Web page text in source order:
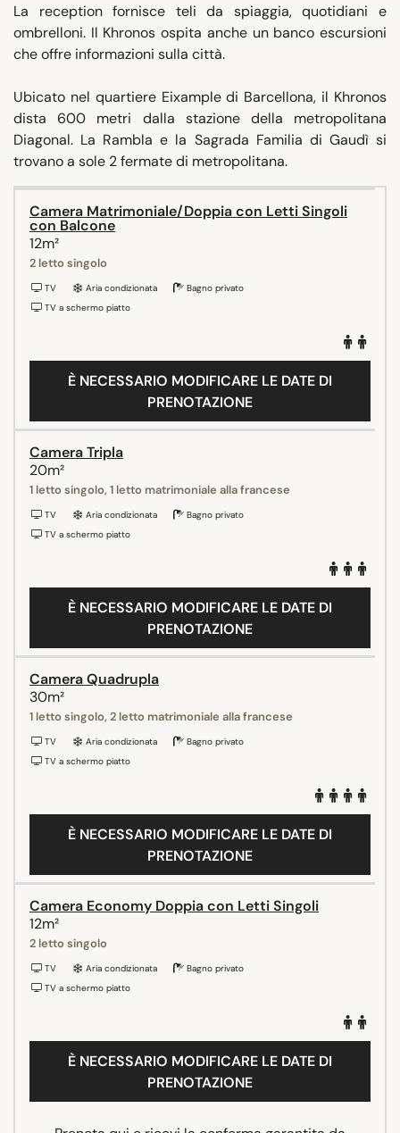
La reception fornisce teli da spiaggia, quotidiani e
ombrelloni. Il Khronos ospita anche un banco escursioni
che offre informazioni sulla città.
Ubicato nel quartiere Eixample di Barcellona, il Khronos
dista 600 metri dalla stazione della metropolitana
Diagonal. La Rambla e la Sagrada Familia di Gaudì si
trovano a sole 2 fermate di metropolitana.
Camera Matrimoniale/Doppia con Letti Singoli
con Balcone
12m²
2 letto singolo
TV Aria condizionata
Bagno privato
TV a schermo piatto
È NECESSARIO MODIFICARE LE DATE DI
PRENOTAZIONE
Camera Tripla
20m²
1 letto singolo, 1 letto matrimoniale alla francese
TV Aria condizionata
Bagno privato
TV a schermo piatto
È NECESSARIO MODIFICARE LE DATE DI
PRENOTAZIONE
Camera Quadrupla
30m²
1 letto singolo, 2 letto matrimoniale alla francese
TV Aria condizionata
Bagno privato
TV a schermo piatto
È NECESSARIO MODIFICARE LE DATE DI
PRENOTAZIONE
Camera Economy Doppia con Letti Singoli
12m²
2 letto singolo
TV Aria condizionata
Bagno privato
TV a schermo piatto
È NECESSARIO MODIFICARE LE DATE DI
PRENOTAZIONE